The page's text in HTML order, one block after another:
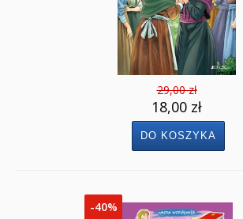
29,00 zł
18,00 zł
-40%